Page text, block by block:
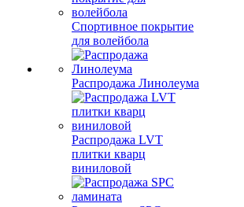
Спортивное покрытие
для волейбола
Распродажа Линолеума
Распродажа LVT
плитки кварц
виниловой